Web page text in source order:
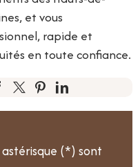
et vous
rapide et
en toute confiance.
(*) sont